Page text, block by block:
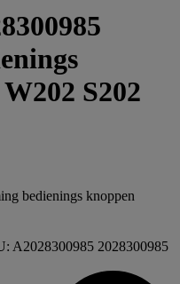
S202
bedienings knoppen
A2028300985 2028300985